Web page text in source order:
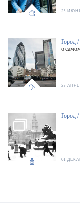
25
Город /
о
29
Город /
01